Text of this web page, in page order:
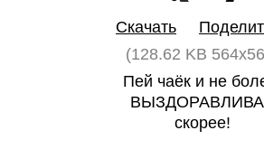
Скачать
(128.62 KB
Пей чаёк и не
скорее!